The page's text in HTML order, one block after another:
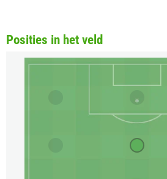
Posities in het veld